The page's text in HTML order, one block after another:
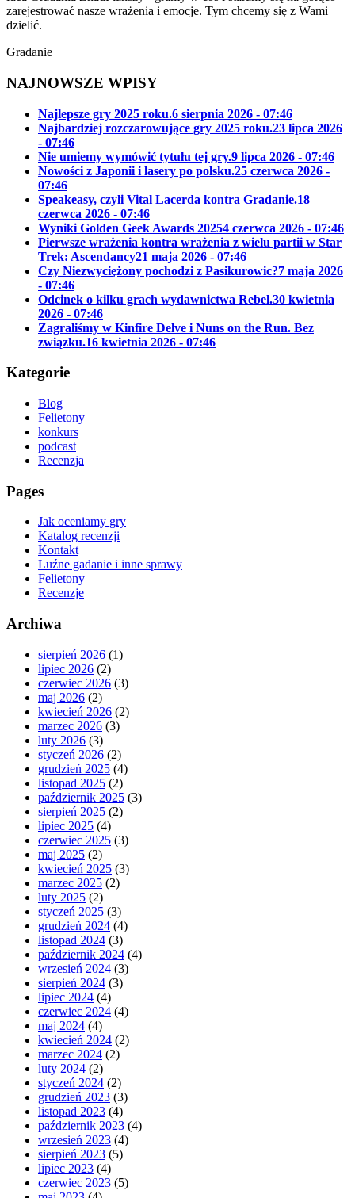
zarejestrować nasze wrażenia i emocje. Tym chcemy się z Wami
dzielić.
Gradanie
NAJNOWSZE WPISY
Najlepsze gry 2025 roku.6 sierpnia 2026 - 07:46
Najbardziej rozczarowujące gry 2025 roku.23 lipca 2026
- 07:46
Nie umiemy wymówić tytułu tej gry.9 lipca 2026 - 07:46
Nowości z Japonii i lasery po polsku.25 czerwca 2026 -
07:46
Speakeasy, czyli Vital Lacerda kontra Gradanie.18
czerwca 2026 - 07:46
Wyniki Golden Geek Awards 20254 czerwca 2026 - 07:46
Pierwsze wrażenia kontra wrażenia z wielu partii w Star
Trek: Ascendancy21 maja 2026 - 07:46
Czy Niezwyciężony pochodzi z Pasikurowic?7 maja 2026
- 07:46
Odcinek o kilku grach wydawnictwa Rebel.30 kwietnia
2026 - 07:46
Zagraliśmy w Kinfire Delve i Nuns on the Run. Bez
związku.16 kwietnia 2026 - 07:46
Kategorie
Blog
Felietony
konkurs
podcast
Recenzja
Pages
Jak oceniamy gry
Katalog recenzji
Kontakt
Luźne gadanie i inne sprawy
Felietony
Recenzje
Archiwa
sierpień 2026 (1)
lipiec 2026 (2)
czerwiec 2026 (3)
maj 2026 (2)
kwiecień 2026 (2)
marzec 2026 (3)
luty 2026 (3)
styczeń 2026 (2)
grudzień 2025 (4)
listopad 2025 (2)
październik 2025 (3)
sierpień 2025 (2)
lipiec 2025 (4)
czerwiec 2025 (3)
maj 2025 (2)
kwiecień 2025 (3)
marzec 2025 (2)
luty 2025 (2)
styczeń 2025 (3)
grudzień 2024 (4)
listopad 2024 (3)
październik 2024 (4)
wrzesień 2024 (3)
sierpień 2024 (3)
lipiec 2024 (4)
czerwiec 2024 (4)
maj 2024 (4)
kwiecień 2024 (2)
marzec 2024 (2)
luty 2024 (2)
styczeń 2024 (2)
grudzień 2023 (3)
listopad 2023 (4)
październik 2023 (4)
wrzesień 2023 (4)
sierpień 2023 (5)
lipiec 2023 (4)
czerwiec 2023 (5)